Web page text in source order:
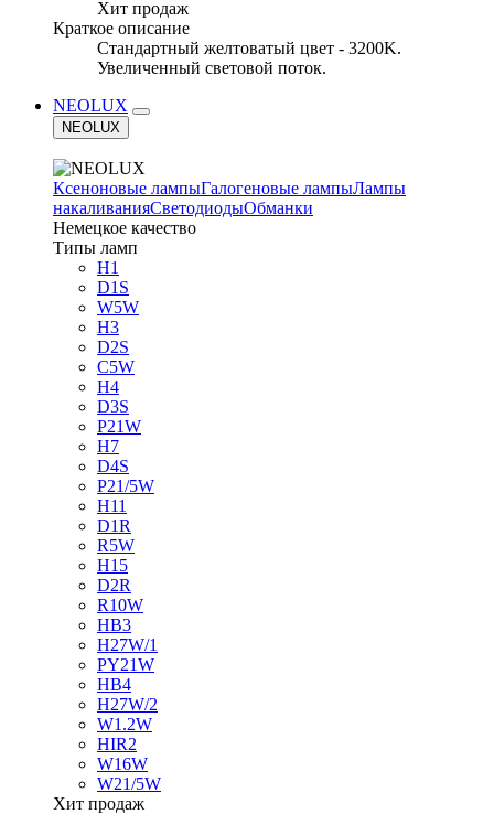
Хит продаж
Краткое описание
Стандартный желтоватый цвет - 3200K.
Увеличенный световой поток.
NEOLUX
NEOLUX
Ксеноновые лампыГалогеновые лампыЛампы
накаливанияСветодиодыОбманки
Немецкое качество
Типы ламп
H1
D1S
W5W
H3
D2S
C5W
H4
D3S
P21W
H7
D4S
P21/5W
H11
D1R
R5W
H15
D2R
R10W
HB3
H27W/1
PY21W
HB4
H27W/2
W1.2W
HIR2
W16W
W21/5W
Хит продаж